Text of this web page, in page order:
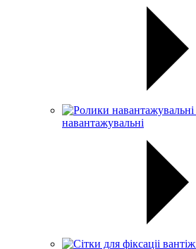
навантажувальні